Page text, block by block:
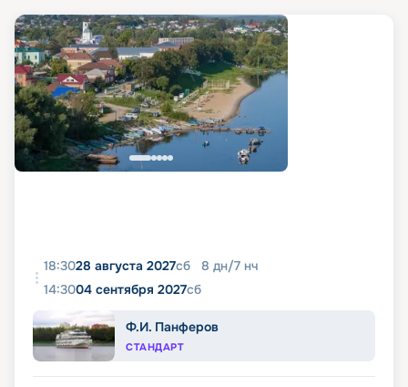
18:3028 августа 2027сб 8 дн/7 нч
14:3004 сентября 2027сб
Ф.И. Панферов
СТАНДАРТ